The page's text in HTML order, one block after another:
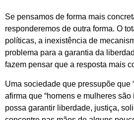
Se pensamos de forma mais
responderemos de outra forma. O
políticas, a inexistência de
problema para a garantia da
fazem pensar que a resposta mais
Uma sociedade que pressupõe que
afirma que “homens e mulheres
possa garantir liberdade, justiça,